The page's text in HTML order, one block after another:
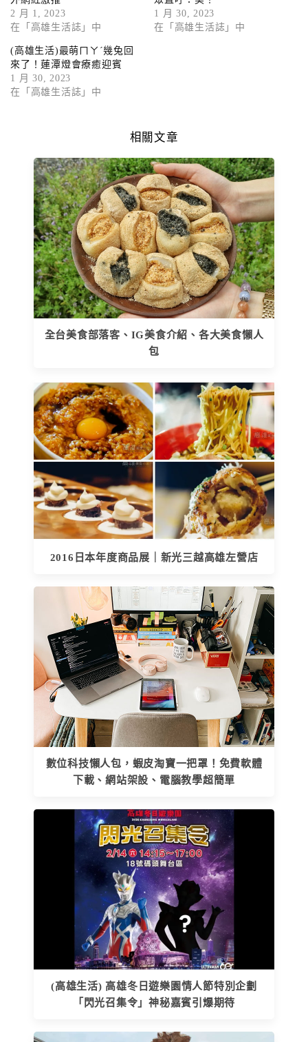
2 月 1, 2023
在「高雄生活誌」中
1 月 30, 2023
在「高雄生活誌」中
(高雄生活)最萌ㄇㄚˊ幾兔回
來了！蓮潭燈會療癒迎賓
1 月 30, 2023
在「高雄生活誌」中
相關文章
全台美食部落客、IG美食介紹、各大美食懶人
包
2016日本年度商品展｜新光三越高雄左營店
數位科技懶人包，蝦皮淘寶一把罩！免費軟體
下載、網站架設、電腦教學超簡單
(高雄生活) 高雄冬日遊樂園情人節特別企劃
「閃光召集令」神秘嘉賓引爆期待